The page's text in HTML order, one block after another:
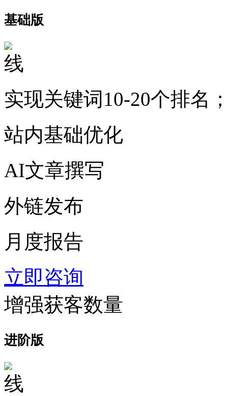
基础版
实现关键词10-20个排名
站内基础优化
AI文章撰写
外链发布
月度报告
立即咨询
增强获客数量
进阶版